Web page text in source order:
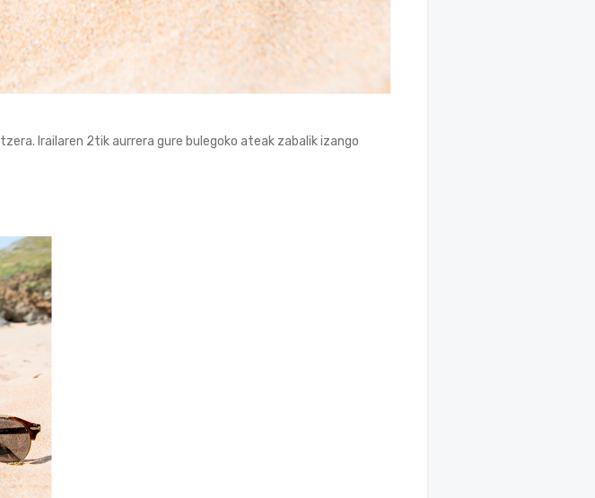
Irailaren 2tik aurrera gure bulegoko ateak zabalik izango